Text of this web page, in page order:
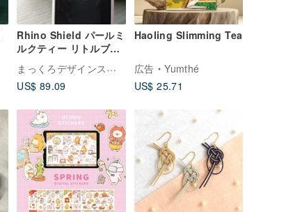
Rhino Shield パールミ
ルクティー リトルブル
ーペンギン iPhone メ
ガセーフバージョン
まっくろデザインスタジオ Heyyaya design studio
US$ 89.09
Haoling Slimming Tea
広告
Yumthé
US$ 25.71